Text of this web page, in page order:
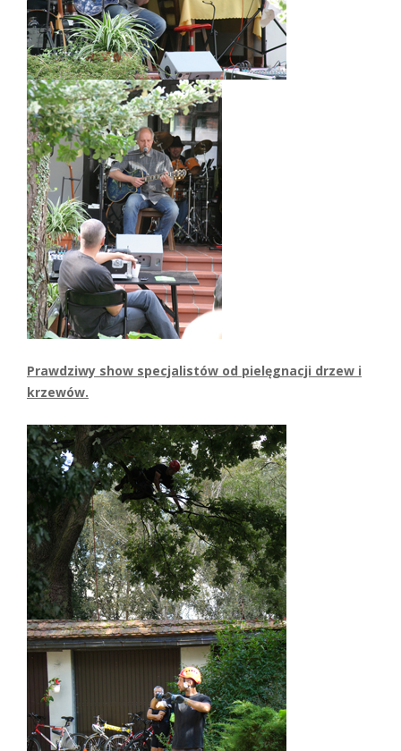
Prawdziwy show specjalistów od pielęgnacji drzew i
krzewów.